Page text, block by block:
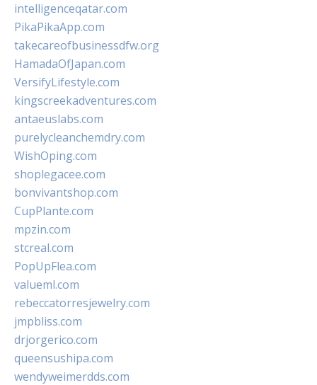
intelligenceqatar.com
PikaPikaApp.com
takecareofbusinessdfw.org
HamadaOfJapan.com
VersifyLifestyle.com
kingscreekadventures.com
antaeuslabs.com
purelycleanchemdry.com
WishOping.com
shoplegacee.com
bonvivantshop.com
CupPlante.com
mpzin.com
stcreal.com
PopUpFlea.com
valueml.com
rebeccatorresjewelry.com
jmpbliss.com
drjorgerico.com
queensushipa.com
wendyweimerdds.com